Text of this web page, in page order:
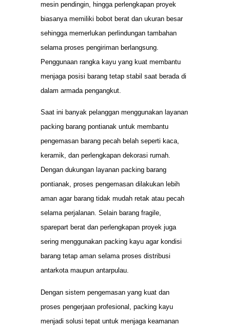
mesin pendingin, hingga perlengkapan proyek
biasanya memiliki bobot berat dan ukuran besar
sehingga memerlukan perlindungan tambahan
selama proses pengiriman berlangsung.
Penggunaan rangka kayu yang kuat membantu
menjaga posisi barang tetap stabil saat berada di
dalam armada pengangkut.
Saat ini banyak pelanggan menggunakan layanan
packing barang pontianak untuk membantu
pengemasan barang pecah belah seperti kaca,
keramik, dan perlengkapan dekorasi rumah.
Dengan dukungan layanan packing barang
pontianak, proses pengemasan dilakukan lebih
aman agar barang tidak mudah retak atau pecah
selama perjalanan. Selain barang fragile,
sparepart berat dan perlengkapan proyek juga
sering menggunakan packing kayu agar kondisi
barang tetap aman selama proses distribusi
antarkota maupun antarpulau.
Dengan sistem pengemasan yang kuat dan
proses pengerjaan profesional, packing kayu
menjadi solusi tepat untuk menjaga keamanan